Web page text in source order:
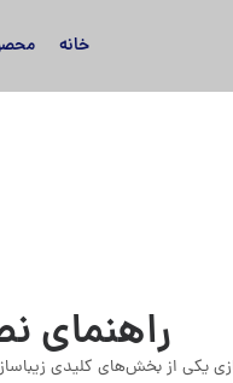
خانه
راهنمای
یکی از بخش‌های کلیدی